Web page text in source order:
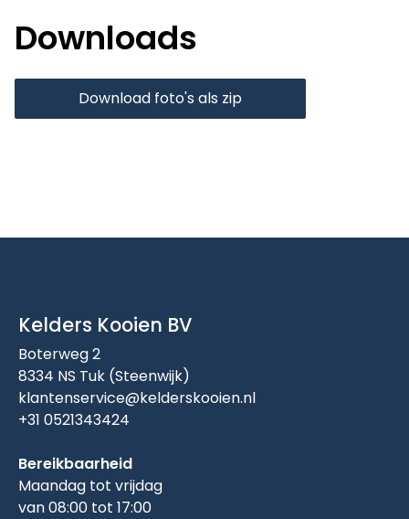
Downloads
Download foto's als zip
Kelders Kooien BV
Boterweg 2
8334 NS Tuk (Steenwijk)
klantenservice@kelderskooien.nl
+31 0521343424
Bereikbaarheid
Maandag tot vrijdag
van 08:00 tot 17:00